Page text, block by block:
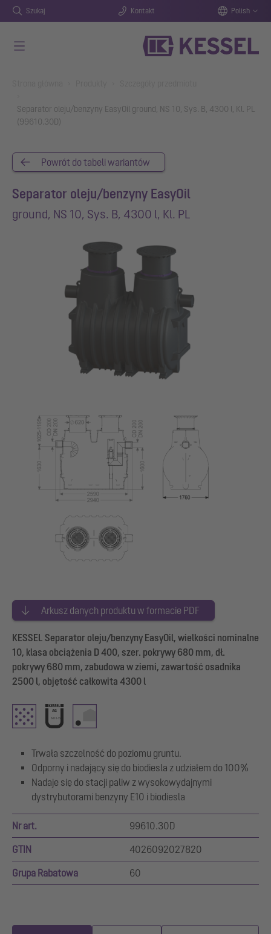
Szukaj Kontakt Polish
Separator oleju/benzyny EasyOil ground, NS 10, Sys. B, 4300 l, Kl. PL
(99610.30D)
Powrót do tabeli wariantów
Separator oleju/benzyny EasyOil
ground, NS 10, Sys. B, 4300 l, Kl. PL
Arkusz danych produktu w formacie PDF
KESSEL Separator oleju/benzyny EasyOil, wielkości nominalne
10, klasa obciążenia D 400, szer. pokrywy 680 mm, dł.
pokrywy 680 mm, zabudowa w ziemi, zawartość osadnika
2500 l, objętość całkowita 4300 l
Trwała szczelność do poziomu gruntu.
Odporny i nadający się do biodiesla z udziałem do 100%
Nadaje się do stacji paliw z wysokowydajnymi
dystrybutorami benzyny E10 i biodiesla
Nr art. 99610.30D
GTIN 4026092027820
Grupa Rabatowa 60